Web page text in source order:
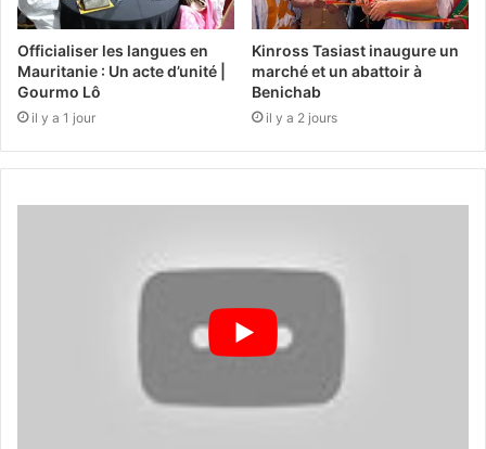
Officialiser les langues en
Mauritanie : Un acte d’unité |
Gourmo Lô
il y a 1 jour
Kinross Tasiast inaugure un
marché et un abattoir à
Benichab
il y a 2 jours